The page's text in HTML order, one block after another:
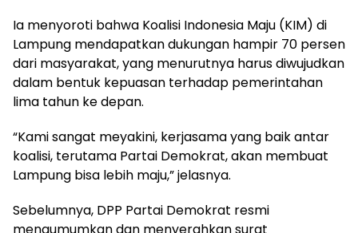
Ia menyoroti bahwa Koalisi Indonesia Maju (KIM) di
Lampung mendapatkan dukungan hampir 70 persen
dari masyarakat, yang menurutnya harus diwujudkan
dalam bentuk kepuasan terhadap pemerintahan
lima tahun ke depan.
“Kami sangat meyakini, kerjasama yang baik antar
koalisi, terutama Partai Demokrat, akan membuat
Lampung bisa lebih maju,” jelasnya.
Sebelumnya, DPP Partai Demokrat resmi